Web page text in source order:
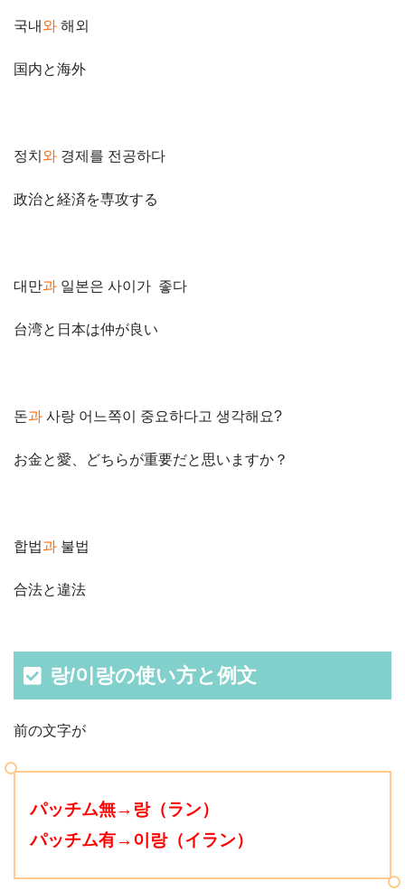
국내와 해외
国内と海外
정치 와 경제를 전공하다
政治と経済を専攻する
대만과 일본은 사이가 좋다
台湾と日本は仲が良い
돈과 사랑 어느쪽이 중요하다고 생각해요?
お金と愛、どちらが重要だと思いますか？
합법과 불법
合法と違法
랑/이랑の使い方と例文
前の文字が
パッチム無→랑（ラン）
パッチム有→이랑（イラン）